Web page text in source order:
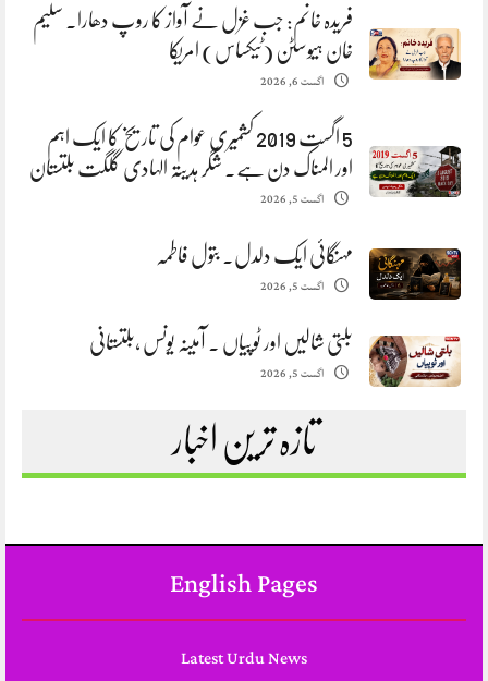
فریدہ خانم: جب غزل نے آواز کا روپ دھارا. سلیم
خان ہیوسٹن (ٹیکساس) امریکا
اگست 6, 2026
5 اگست 2019 کشمیری عوام کی تاریخ کا ایک اہم
اور المناک دن ہے. شگر ہدیتہ الہادی گلگت بلتستان
اگست 5, 2026
مہنگائی ایک دلدل. بتول فاطمہ
اگست 5, 2026
بلتی شالیں اور ٹوپیاں . آمینہ یونس ،بلتستانی
اگست 5, 2026
تازہ ترین اخبار
English Pages
Latest Urdu News